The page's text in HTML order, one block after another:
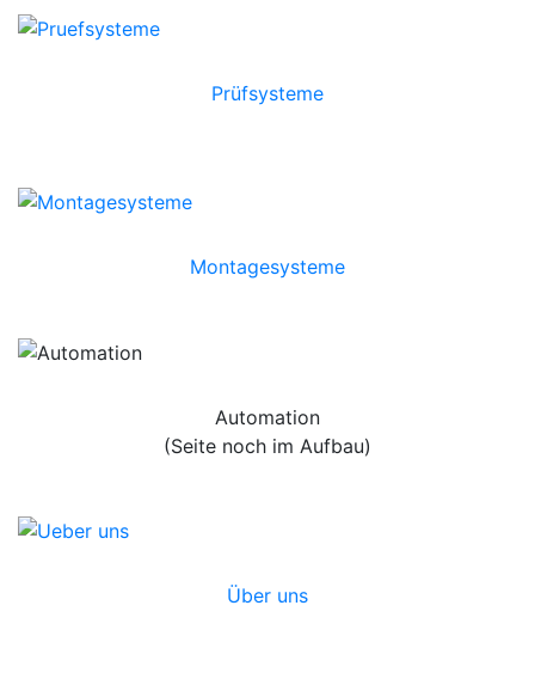
Prüfsysteme
Montagesysteme
Automation
(Seite noch im Aufbau)
Über uns